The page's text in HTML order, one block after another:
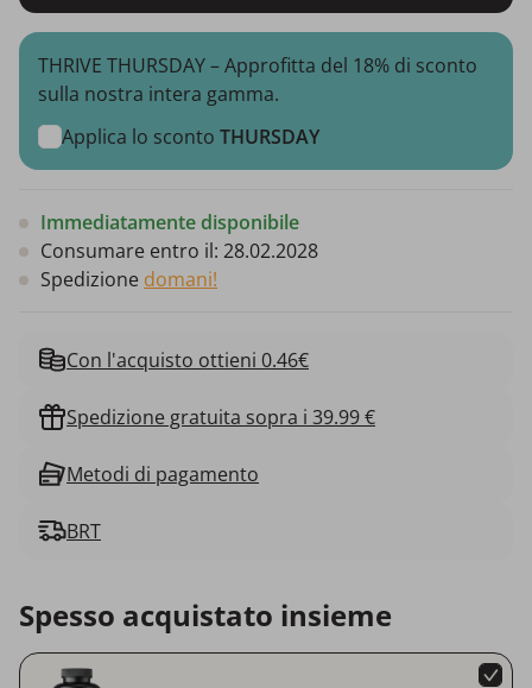
THRIVE THURSDAY – Approfitta del 18% di sconto
sulla nostra intera gamma.
Applica lo sconto THURSDAY
Immediatamente disponibile
Consumare entro il: 28.02.2028
Spedizione domani!
Con l'acquisto ottieni 0.46€
Spedizione gratuita sopra i 39.99 €
Metodi di pagamento
BRT
Spesso acquistato insieme